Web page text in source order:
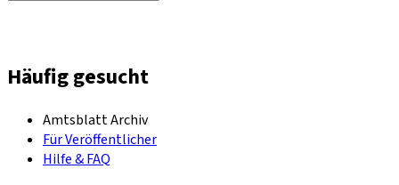
Häufig gesucht
Amtsblatt Archiv
Für Veröffentlicher
Hilfe & FAQ